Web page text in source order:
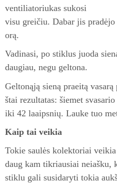
ventiliatoriukas sukosi
visu greičiu. Dabar jis
orą.
Vadinasi, po stiklus juoda
daugiau, negu geltona.
Geltonąją sieną praeitą
štai rezultatas: šiemet
iki 42 laaipsnių. Lauke tuo
Kaip tai veikia
Tokie saulės kolektoriai
daug kam tikriausiai neiašku,
stiklu gali susidaryti tokia